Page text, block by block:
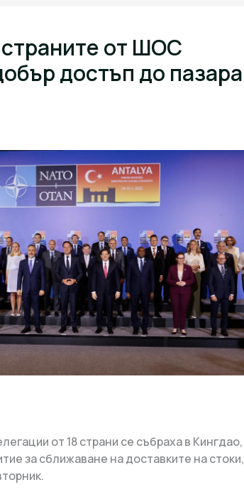
от ШОС
достъп до пазара
от 18 страни се събраха в Кингдао,
за сближаване на доставките на стоки,